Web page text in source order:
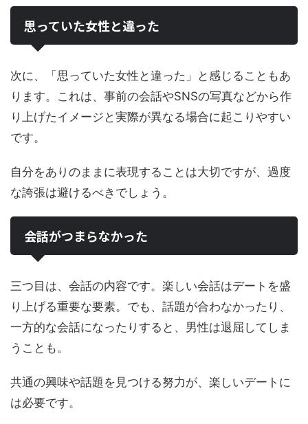
思っていた女性と違った
次に、「思っていた女性と違った」と感じることもあ
ります。これは、事前の会話やSNSの写真などから作
り上げたイメージと実際が異なる場合に起こりやすい
です。
自分をありのままに表現することは大切ですが、過度
な誇張は避けるべきでしょう。
会話がつまらなかった
三つ目は、会話の内容です。楽しい会話はデートを盛
り上げる重要な要素。でも、話題が合わなかったり、
一方的な会話になったりすると、男性は退屈してしま
うことも。
共通の興味や話題を見つける努力が、楽しいデートに
は必要です。